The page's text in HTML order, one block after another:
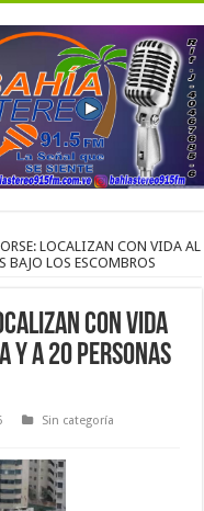
LOCALIZAN CON VIDA AL
BAJO LOS ESCOMBROS
CON VIDA
Y A 20 PERSONAS
Sin categoría